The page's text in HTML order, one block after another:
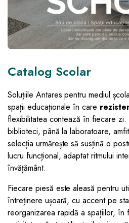
Catalog Scolar
Soluțiile Antares pentru mediul
spații educaționale în care
flexibilitatea contează în fiecare
biblioteci, până la laboratoare,
selecția urmărește să susțină o
lucru funcțional, adaptat ritmului
învățământ.
Fiecare piesă este aleasă pentru
întreținere ușoară, cu accent pe
reorganizarea rapidă a spațiilor, în